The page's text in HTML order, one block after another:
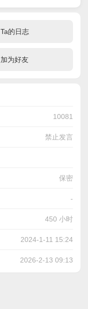
Ta的日志
加为好友
10081
禁止发言
保密
-
450 小时
2024-1-11 15:24
2026-2-13 09:13